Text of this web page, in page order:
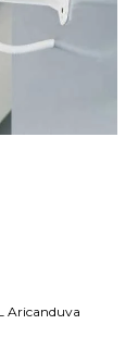
Aricanduva